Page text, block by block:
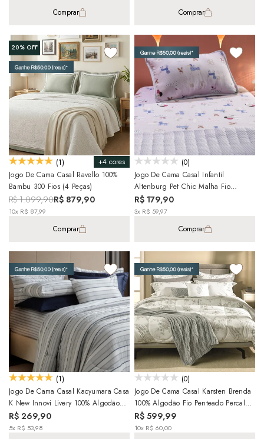
Comprar Comprar
20%OFF
+4 cores
(1)
Jogo De Cama Casal Ravello 100%
Bambu 300 Fios (4 Peças)
R$ 1.099,90R$ 879,90
10x R$ 87,99
Comprar
(0)
Jogo De Cama Casal Infantil
Altenburg Pet Chic Malha Fio
Penteado 100% Algodão (3 Peças)
R$ 179,90
3x R$ 59,97
Comprar
(1)
Jogo De Cama Casal Kacyumara Casa
K New Innovi Livery 100% Algodão
Percal 180 Fios (4 Peças)
R$ 269,90
5x R$ 53,98
(0)
Jogo De Cama Casal Karsten Brenda
100% Algodão Fio Penteado Percal
200 Fios C/ Capa De Almofada (5
Peças)
R$ 599,99
10x R$ 60,00